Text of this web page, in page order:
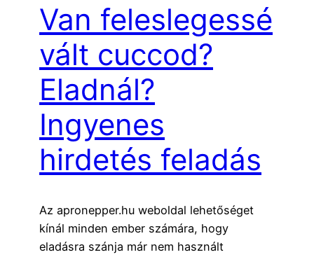
Van feleslegessé
vált cuccod?
Eladnál?
Ingyenes
hirdetés feladás
Az apronepper.hu weboldal lehetőséget
kínál minden ember számára, hogy
eladásra szánja már nem használt